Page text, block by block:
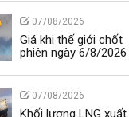
07/08/2026
Giá khi thế giới chốt
phiên ngày 6/8/2026
07/08/2026
Khối lượng LNG xuất